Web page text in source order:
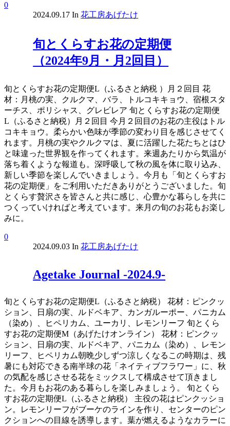
0
2024.09.17 In 花工房あげたけ
旬とくらすお花の定期便
（2024年9月・月2回目）
旬とくらすお花の定期便L（ふるさと納税 ）月２回目 花
材：月桃の実、クルクマ、バラ、トルコキキョウ、宿根スタ
ーチス、ポリシャス、グレビレア 旬とくらすお花の定期便
L（ふるさと納税）月２回目 今月２回目のお花の主役はトル
コキキョウ。柔らかい色味が季節の変わり目を感じさせてく
れます。月桃の実やクルクマは、夏に活躍した花たちとはひ
と味違った世界観を作ってくれます。来週あたりから気温が
落ち着くような報道も。深呼吸して秋の風を体に取り込み、
新しい季節を楽しんでいきましょう。今月も「旬とくらすお
花の定期便」をご利用いただきありがとうございました。旬
とくらす贅沢さを皆さんと共に感じ、心豊かな暮らしを共に
つくっていければと考えています。来月の旬のお花もお楽し
みに。
0
2024.09.03 In 花工房あげたけ
Agetake Journal -2024.9-
旬とくらすお花の定期便L（ふるさと納税） 花材：ピンクッ
ション、日扇の実、ルドベキア、カンガルーポー、パニカム
（染め）、ヒペリカム、ユーカリ、レモンリーフ 旬とくら
すお花の定期便M（あげたけオンライン） 花材：ピンクッ
ション、日扇の実、ルドベキア、パニカム（染め）、レモン
リーフ、ヒペリカム朝晩少しずつ涼しくなるこの時期は、残
暑にも対応できる南半球の花「ネイティブフラワー」に、秋
の気配を感じさせる花をミックスして構成させて頂きまし
た。今月もお花のある暮らしを楽しみましょう。 旬とくら
すお花の定期便L（ふるさと納税） 主役の花はピンクッショ
ン。レモンリーフがブーケのラインを作り、センターのピン
クションへの目線を誘導します。葉が燃えるようなカラーに